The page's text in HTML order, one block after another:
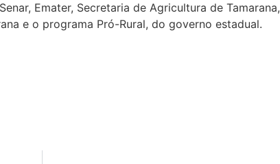
Emater, Secretaria de Agricultura de Tamarana,
e o programa Pró-Rural, do governo estadual.